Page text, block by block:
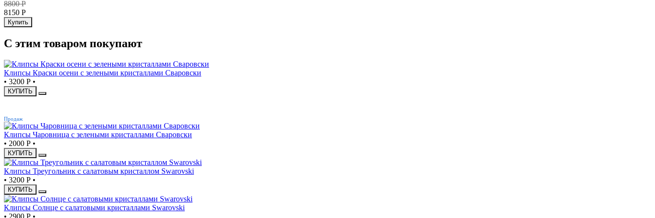
8800Р
8150 Р
Купить
С этим товаром покупают
Клипсы Краски осени с зелеными кристаллами Сваровски
• 3200 Р •
КУПИТЬ
Продаж
Клипсы Чаровница с зелеными кристаллами Сваровски
• 2000 Р •
КУПИТЬ
Клипсы Треугольник с салатовым кристаллом Swarovski
• 3200 Р •
КУПИТЬ
Клипсы Солнце с салатовыми кристаллами Swarovski